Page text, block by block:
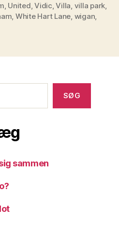
, United,Vidic,Villa, villa park,
, White Hart Lane, wigan,
SØG
sammen